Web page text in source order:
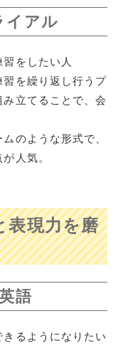
イアル
をしたい人
を繰り返し行うプ
立てることで、会
のような形式で、
人気。
表現力を磨
語
るようになりたい